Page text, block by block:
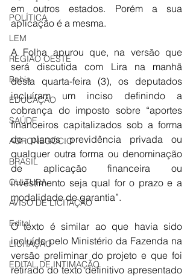
POLÍTICA
LEM
REGIÃO OESTE
Bahia
EDUCAÇÃO
SAÚDE
AGRONEGÓCIO
BRASIL
CULTURA
AVISO DE LICITAÇÃO
Edital
LICITAÇÃO
EDITAL DE INTIMAÇÃO
em outros estados. Porém a sua
aplicação é a mesma.
A Folha apurou que, na versão que
será discutida com Lira na manhã
desta quarta-feira (3), os deputados
incluíram um inciso definindo a
cobrança do imposto sobre “aportes
financeiros capitalizados sob a forma
de planos previdência privada ou
qualquer outra forma ou denominação
de aplicação financeira ou
investimento seja qual for o prazo e a
modalidade de garantia”.
O texto é similar ao que havia sido
incluído pelo Ministério da Fazenda na
versão preliminar do projeto e que foi
retirado do texto definitivo apresentado